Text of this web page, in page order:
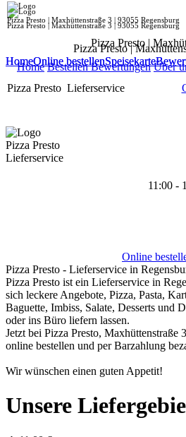
Pizza Presto | Maxhüttenstraße 3 | 93055 Regensburg
Pizza Presto |
Home BestellenBewertungen Über
Pizza Presto | Maxhüttenstraße 3 | 93055 Regensburg
Pizza Presto |
HomeOnline bestellenSpeisekarte
HomeOnline bestellenSpeisekarte
Pizza Presto Lieferservice
Pizza Presto
Lieferservice
11:00 -
Online
Pizza Presto - Lieferservice in
Pizza Presto ist ein Lieferservice in
sich leckere Angebote, Pizza, Pasta,
Baguette, Imbiss, Salate, Desserts und
oder ins Büro liefern lassen.
Jetzt bei Pizza Presto, Maxhüttenstraße
online bestellen und per Barzahlung
Wir wünschen einen guten Appetit!
Unsere